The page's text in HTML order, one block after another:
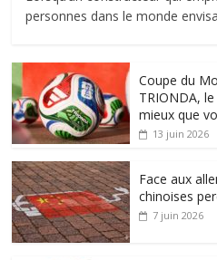
personnes dans le monde
Coupe du
TRIONDA,
mieux que
13 juin 2026
Face aux
chinoises
7 juin 2026